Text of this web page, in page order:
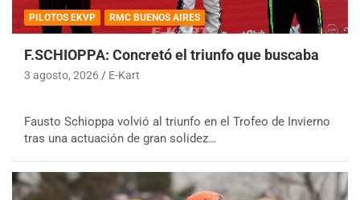
PILOTOS EKVP RMC BUENOS AIRES
F.SCHIOPPA: Concretó el triunfo que buscaba
3 agosto, 2026 E-Kart
Fausto Schioppa volvió al triunfo en el Trofeo de Invierno
tras una actuación de gran solidez…